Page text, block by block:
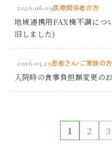
2026.06.09医療関係者の方
地域連携用FAX機不調に
旧しました)
2026.05.29患者さん・ご家族の方
入院時の食事負担額変更の
1 2 3